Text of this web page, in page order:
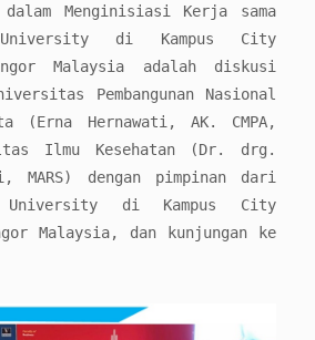
dalam Menginisiasi Kerja sama
di Kampus City
Malaysia adalah diskusi
Pembangunan Nasional
(Erna Hernawati, AK. CMPA,
Ilmu Kesehatan (Dr. drg.
MARS) dengan pimpinan dari
di Kampus City
Malaysia, dan kunjungan ke